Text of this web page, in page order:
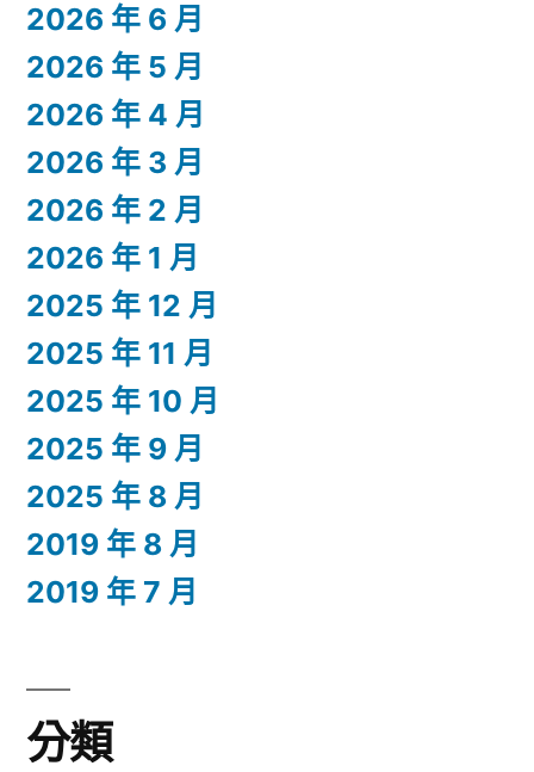
2026 年 6 月
2026 年 5 月
2026 年 4 月
2026 年 3 月
2026 年 2 月
2026 年 1 月
2025 年 12 月
2025 年 11 月
2025 年 10 月
2025 年 9 月
2025 年 8 月
2019 年 8 月
2019 年 7 月
分類